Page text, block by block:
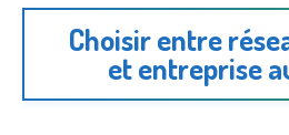
Choisir entre
et entreprise